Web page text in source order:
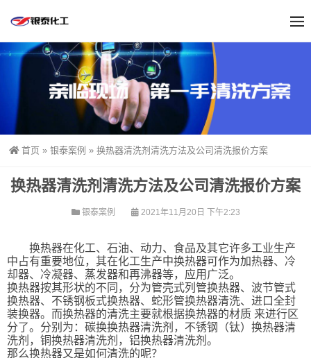
首页 » 银泰案例 » 换热器清洗剂清洗方法及公司清洗报价方案
换热器清洗剂清洗方法及公司清洗报价方案
银泰案例 2021年11月20日 下午2:23
换热器在化工、石油、动力、食品及其它许多工业生产
中占有重要地位，其在化工生产中换热器可作为加热器、冷
却器、冷凝器、蒸发器和再沸器等，应用广泛。
换热器按其形状的不同，分为管壳式列管换热器、波节管式
换热器、不锈钢板式换热器、蛇形管换热器清洗、进口全封
装换器。而换热器的清洗主要就根据换热器的材质 来进行区
分了。分别为：碳换换热器清洗剂，不锈钢（钛）换热器清
洗剂，铜换热器清洗剂，铝换热器清洗剂。
那么换热器又是如何清洗的呢？